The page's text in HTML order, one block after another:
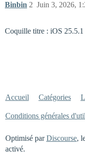
Binbin Juin 3, 2026,
2
Coquille titre : iOS 25.5.1
Accueil Catégories
Conditions générales
Optimisé parDiscourse,
activé.